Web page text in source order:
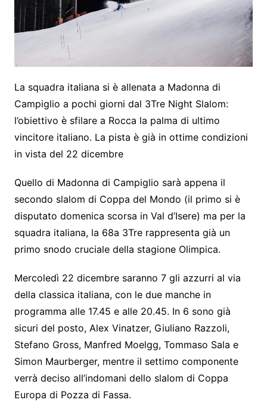
La squadra italiana si è allenata a Madonna di
Campiglio a pochi giorni dal 3Tre Night Slalom:
l’obiettivo è sfilare a Rocca la palma di ultimo
vincitore italiano. La pista è già in ottime condizioni
in vista del 22 dicembre
Quello di Madonna di Campiglio sarà appena il
secondo slalom di Coppa del Mondo (il primo si è
disputato domenica scorsa in Val d’Isere) ma per la
squadra italiana, la 68a 3Tre rappresenta già un
primo snodo cruciale della stagione Olimpica.
Mercoledì 22 dicembre saranno 7 gli azzurri al via
della classica italiana, con le due manche in
programma alle 17.45 e alle 20.45. In 6 sono già
sicuri del posto, Alex Vinatzer, Giuliano Razzoli,
Stefano Gross, Manfred Moelgg, Tommaso Sala e
Simon Maurberger, mentre il settimo componente
verrà deciso all’indomani dello slalom di Coppa
Europa di Pozza di Fassa.